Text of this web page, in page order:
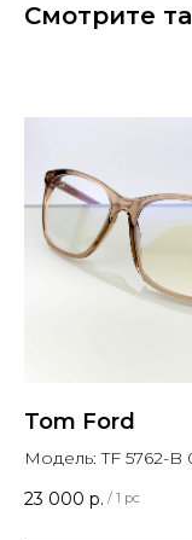
Смотрите
Tom Ford
Модель: TF 5762-B
23 000 р. / 1 pc